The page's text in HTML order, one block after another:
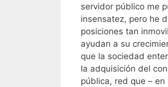
servidor público me
insensatez, pero he
posiciones tan
ayudan a su
que la sociedad
la adquisición del
pública, red que –